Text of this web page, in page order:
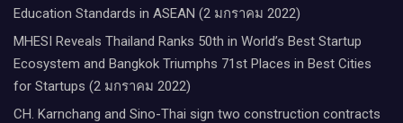
Education Standards in ASEAN (2 มกราคม 2022)
MHESI Reveals Thailand Ranks 50th in World’s Best Startup
Ecosystem and Bangkok Triumphs 71st Places in Best Cities
for Startups (2 มกราคม 2022)
CH. Karnchang and Sino-Thai sign two construction contracts